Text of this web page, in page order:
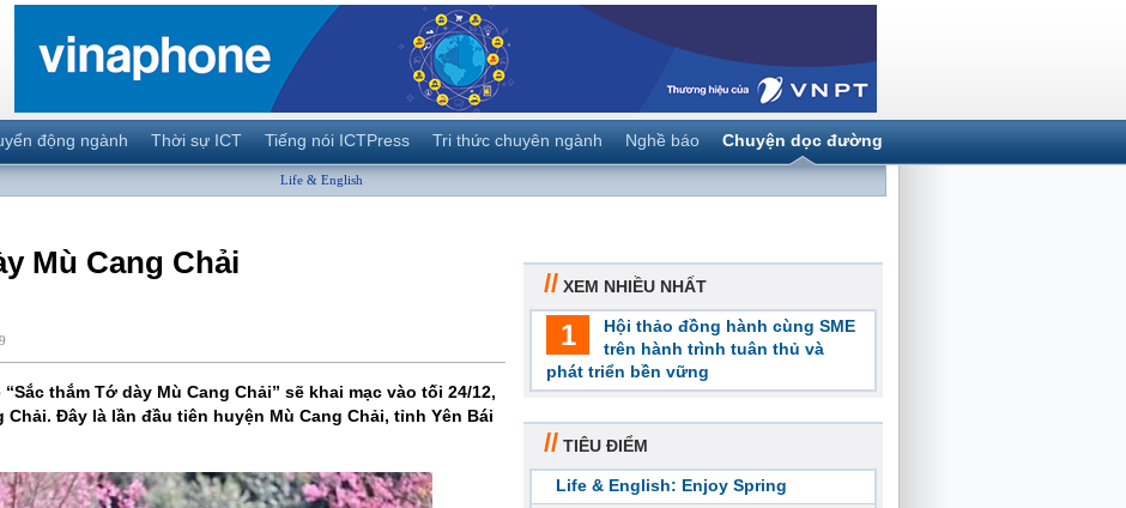
động ngành Thời sự ICT Tiếng nói ICTPress Tri thức chuyên ngành Nghề báo Chuyện dọc đường
Life & English
Mù Cang Chải
thắm Tớ dày Mù Cang Chải” sẽ khai mạc vào tối 24/12,
Đây là lần đầu tiên huyện Mù Cang Chải, tỉnh Yên Bái
// XEM NHIỀU NHẤT
1
Hội thảo đồng hành cùng SME
trên hành trình tuân thủ và
phát triển bền vững
// TIÊU ĐIỂM
Life & English: Enjoy Spring